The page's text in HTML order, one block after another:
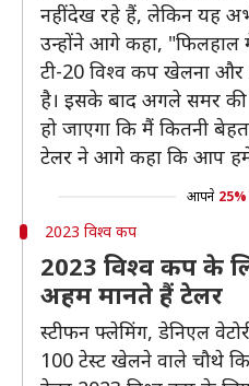
नहीं देख रहे हैं, लेकिन यह
उन्होंने आगे कहा, "फिलहाल
टी-20 विश्व कप खेलना और
है। इसके बाद अगले समर
हो जाएगा कि मैं कितनी
टेलर ने आगे कहा कि आप
आपने 25%
2023 विश्व कप
2023 विश्व कप के
अहम मानते हैं टेलर
स्टीफन फ्लेमिंग, डेनिएल
100 टेस्ट खेलने वाले चौथे